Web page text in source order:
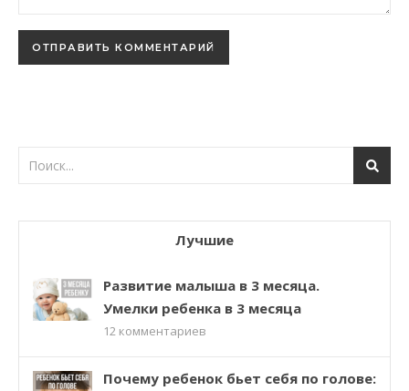
Лучшие
Развитие малыша в 3 месяца.
Умелки ребенка в 3 месяца
12 комментариев
Почему ребенок бьет себя по голове: